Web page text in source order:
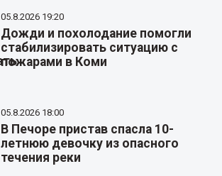
05.8.2026 19:20
Дожди и похолодание помогли
стабилизировать ситуацию с
пожарами в Коми
05.8.2026 18:00
В Печоре пристав спасла 10-
летнюю девочку из опасного
течения реки